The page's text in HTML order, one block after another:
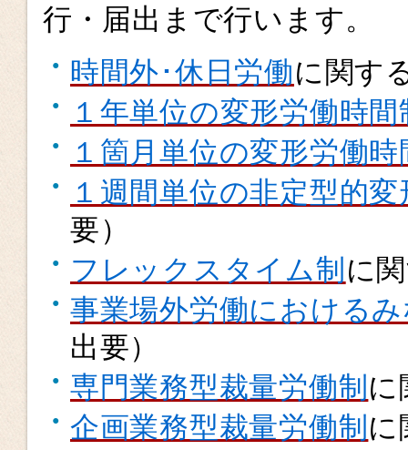
行・届出まで行います。
時間外･休日労働に関す
１年単位の変形労働時間
１箇月単位の変形労働時
１週間単位の非定型的
要）
フレックスタイム制 に
事業場外労働における
出要）
専門業務型裁量労働制 に
企画業務型裁量労働制 に